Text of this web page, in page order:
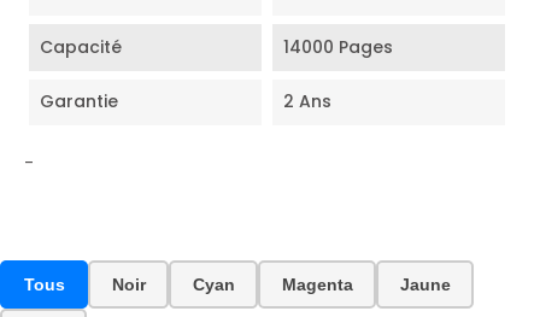
Capacité 14000 Pages
Garantie 2 Ans
-
Tous Noir Cyan Magenta Jaune